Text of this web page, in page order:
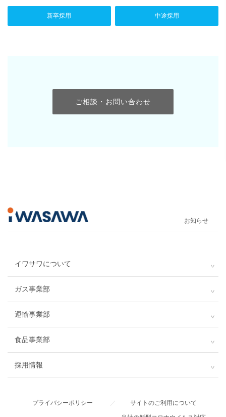
新卒採用 中途採用
ご相談・お問い合わせ
お知らせ
イワサワについて
ガス事業部
運輸事業部
食品事業部
採用情報
プライバシーポリシー ／ サイトのご利用について